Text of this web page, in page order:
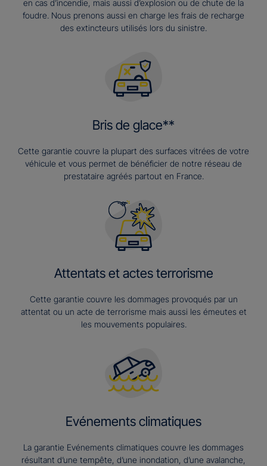
en cas d’incendie, mais aussi d’explosion ou de chute de la
foudre. Nous prenons aussi en charge les frais de recharge
des extincteurs utilisés lors du sinistre.
Bris de glace**
Cette garantie couvre la plupart des surfaces vitrées de votre
véhicule et vous permet de bénéficier de notre réseau de
prestataire agréés partout en France.
Attentats et actes terrorisme
Cette garantie couvre les dommages provoqués par un
attentat ou un acte de terrorisme mais aussi les émeutes et
les mouvements populaires.
Evénements climatiques
La garantie Evénements climatiques couvre les dommages
résultant d’une tempête, d’une inondation, d’une avalanche,